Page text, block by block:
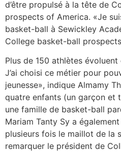
d’être propulsé à la tête de
prospects of America. «Je
basket-ball à Sewickley
College basket-ball
Plus de 150 athlètes
J’ai choisi ce métier pour
jeunesse», indique Almamy
quatre enfants (un garçon et
une famille de basket-ball
Mariam Tanty Sy a
plusieurs fois le maillot de la
remarquer le président de